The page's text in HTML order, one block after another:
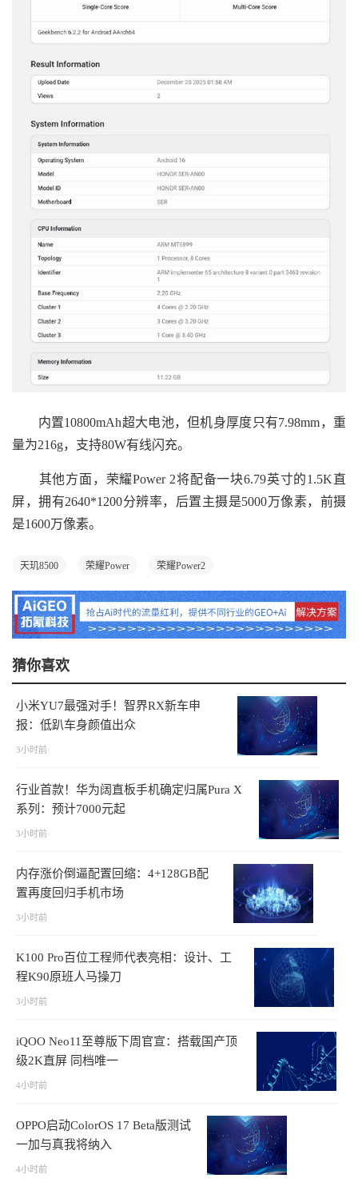
内置10800mAh超大电池，但机身厚度只有7.98mm，重
量为216g，支持80W有线闪充。
其他方面，荣耀Power 2将配备一块6.79英寸的1.5K直
屏，拥有2640*1200分辨率，后置主摄是5000万像素，前摄
是1600万像素。
天玑8500 荣耀Power 荣耀Power2
猜你喜欢
小米YU7最强对手！智界RX新车申
报：低趴车身颜值出众
3小时前
行业首款！华为阔直板手机确定归属Pura X
系列：预计7000元起
3小时前
内存涨价倒逼配置回缩：4+128GB配
置再度回归手机市场
3小时前
K100 Pro百位工程师代表亮相：设计、工
程K90原班人马操刀
3小时前
iQOO Neo11至尊版下周官宣：搭载国产顶
级2K直屏 同档唯一
4小时前
OPPO启动ColorOS 17 Beta版测试
一加与真我将纳入
4小时前